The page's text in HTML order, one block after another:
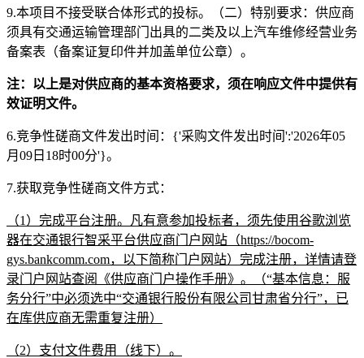
9.本项目不接受联合体形式的投标。 （二）特别要求： 供应商
须具有交通运输管理部门出具的二类及以上汽车维修经营业务
备案表（备案证复印件并加盖单位公章）。
注：以上是对供应商的基本资格要求，须在响应文件中提供有
效证明文件。
6.竞争性磋商文件发出时间： {'采购文件发出时间':'2026年05
月09日 18时00分'}。
7.获取竞争性磋商文件方式：
（1）完成平台注册。凡有意参加投标者，须先使用谷歌浏览
器在交通银行智采平台供应商门户网站（https://bocom-
gys.bankcomm.com，以下简称门户网站）完成注册，详情请登
录门户网站查阅《供应商门户操作手册》。（“基本信息：服
务分行”中必须选中“交通银行股份有限公司甘肃省分行”，已
在库供应商无需重复注册）
（2）支付文件费用（线下）。